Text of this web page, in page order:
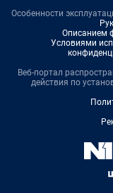
Особенности
Описанием
Условиями
Веб-портал
действия по